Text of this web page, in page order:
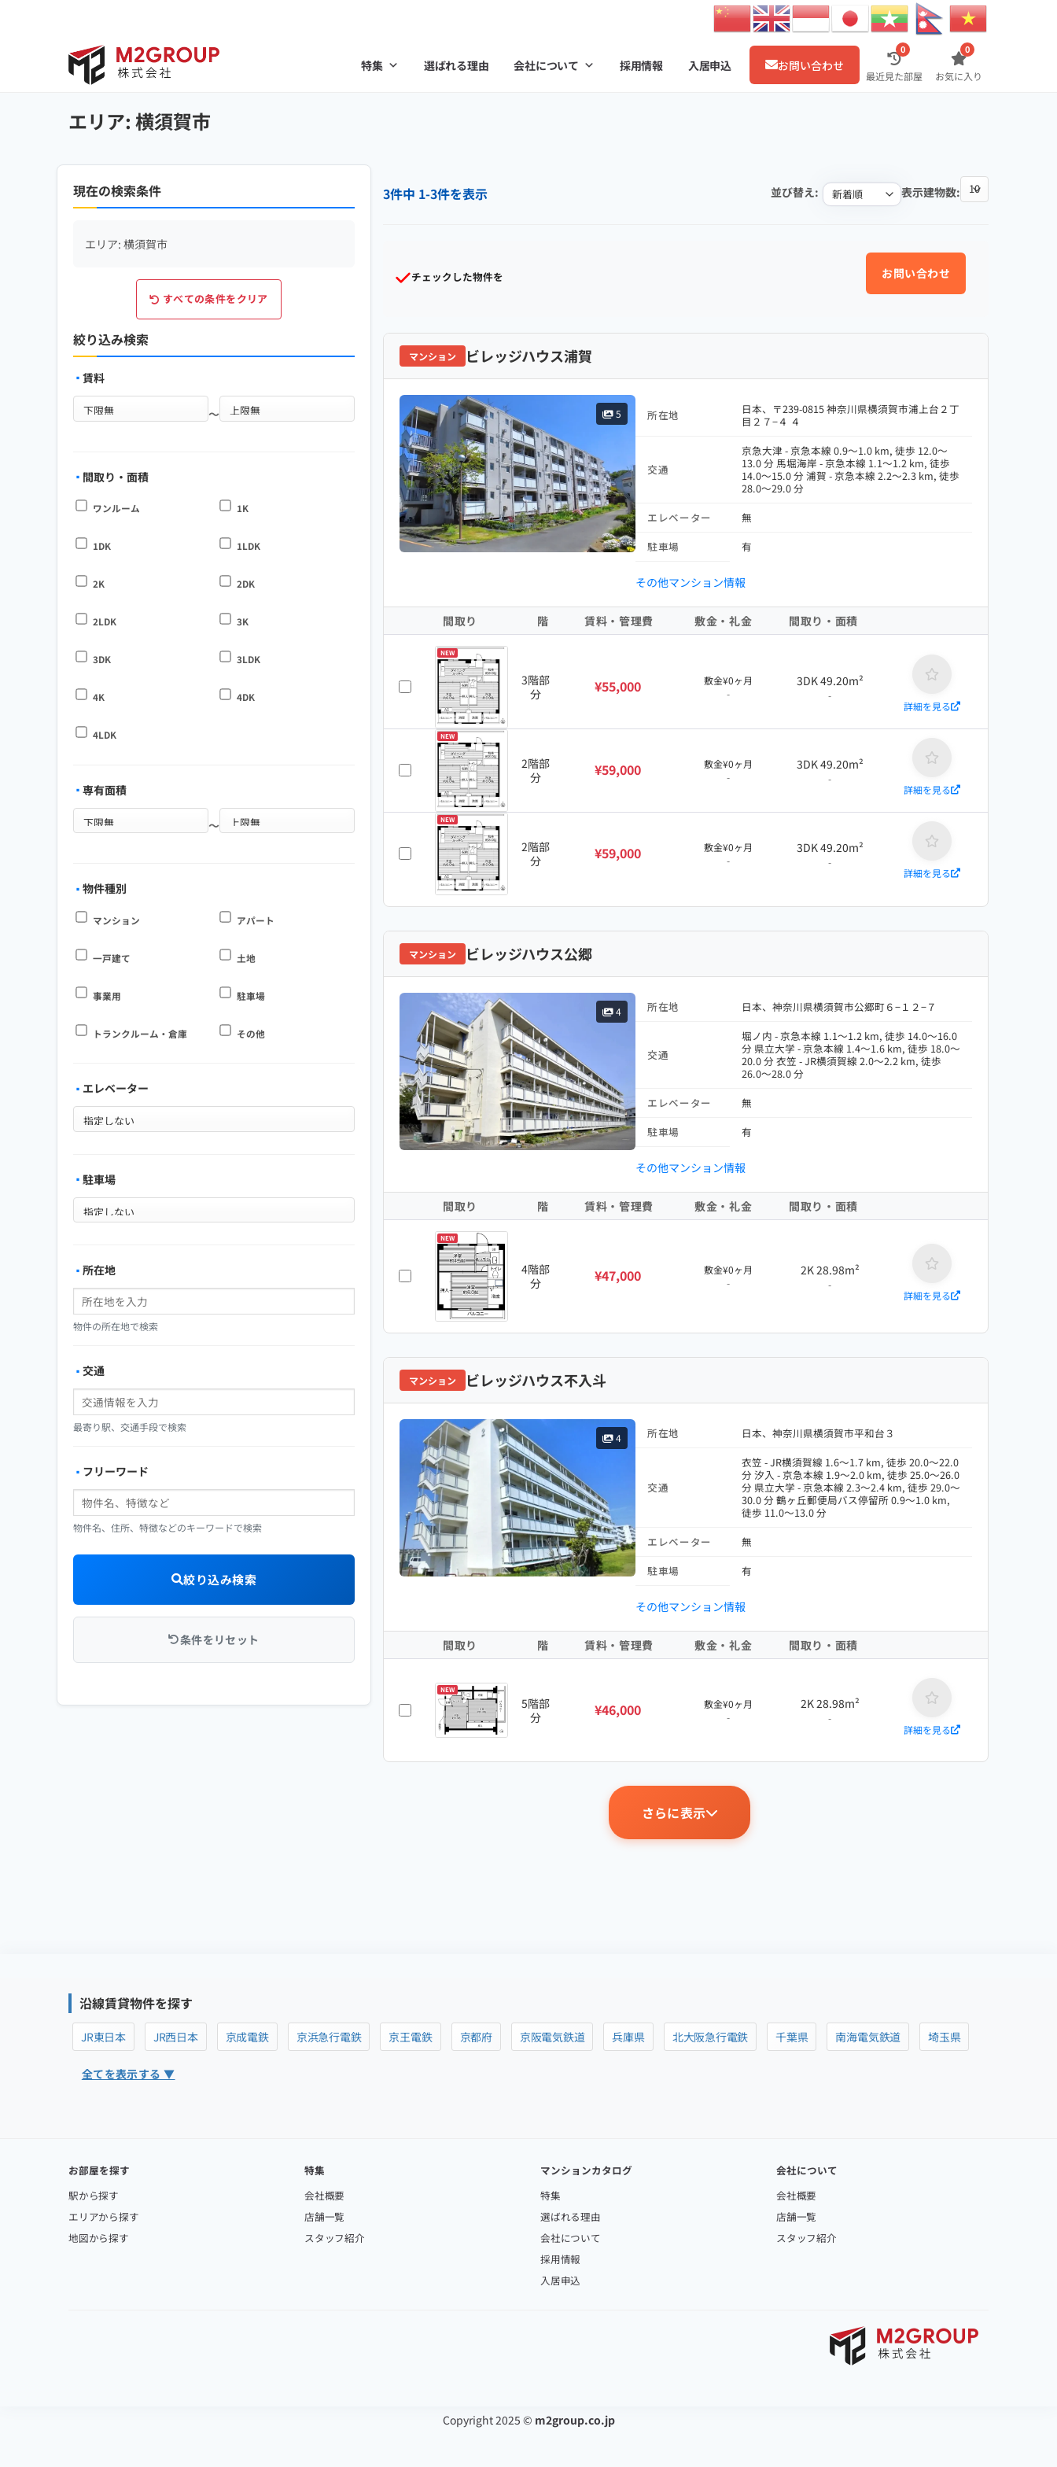
特集 選ばれる理由 会社について 採用情報 入居申込 お問い合わせ
0
最近見た部屋
0
お気に入り
エリア: 横須賀市
現在の検索条件
エリア: 横須賀市
すべての条件をクリア
絞り込み検索
賃料
～
間取り・面積
ワンルーム 1K
1DK 1LDK
2K 2DK
2LDK 3K
3DK 3LDK
4K 4DK
4LDK
専有面積
～
物件種別
マンション アパート
一戸建て 土地
事業用 駐車場
トランクルーム・倉庫 その他
エレベーター
駐車場
所在地
物件の所在地で検索
交通
最寄り駅、交通手段で検索
フリーワード
物件名、住所、特徴などのキーワードで検索
絞り込み検索
条件をリセット
3件中 1-3件を表示 並び替え: 表示建物数:
チェックした物件を お問い合わせ
マンション ビレッジハウス浦賀
5 所在地
日本、〒239-0815 神奈川県横須賀市浦上台２丁
目２７−４ ４
交通
京急大津 - 京急本線 0.9～1.0 km, 徒歩 12.0～
13.0 分 馬堀海岸 - 京急本線 1.1～1.2 km, 徒歩
14.0～15.0 分 浦賀 - 京急本線 2.2～2.3 km, 徒歩
28.0～29.0 分
エレベーター
無
駐車場
有
その他マンション情報
間取り 階 賃料・管理費 敷金・礼金 間取り・面積
NEW
3階部
分
¥55,000
敷金¥0ヶ月
-
3DK 49.20m²
-
詳細を見る
NEW
2階部
分
¥59,000
敷金¥0ヶ月
-
3DK 49.20m²
-
詳細を見る
NEW
2階部
分
¥59,000
敷金¥0ヶ月
-
3DK 49.20m²
-
詳細を見る
マンション ビレッジハウス公郷
4 所在地 日本、神奈川県横須賀市公郷町６−１２−７
交通
堀ノ内 - 京急本線 1.1～1.2 km, 徒歩 14.0～16.0
分 県立大学 - 京急本線 1.4～1.6 km, 徒歩 18.0～
20.0 分 衣笠 - JR横須賀線 2.0～2.2 km, 徒歩
26.0～28.0 分
エレベーター
無
駐車場
有
その他マンション情報
間取り 階 賃料・管理費 敷金・礼金 間取り・面積
NEW
4階部
分
¥47,000
敷金¥0ヶ月
-
2K 28.98m²
-
詳細を見る
マンション ビレッジハウス不入斗
4 所在地 日本、神奈川県横須賀市平和台３
交通
衣笠 - JR横須賀線 1.6～1.7 km, 徒歩 20.0～22.0
分 汐入 - 京急本線 1.9～2.0 km, 徒歩 25.0～26.0
分 県立大学 - 京急本線 2.3～2.4 km, 徒歩 29.0～
30.0 分 鶴ヶ丘郵便局バス停留所 0.9～1.0 km,
徒歩 11.0～13.0 分
エレベーター
無
駐車場
有
その他マンション情報
間取り 階 賃料・管理費 敷金・礼金 間取り・面積
NEW
5階部
分
¥46,000
敷金¥0ヶ月
-
2K 28.98m²
-
詳細を見る
さらに表示
沿線賃貸物件を探す
JR東日本 JR西日本 京成電鉄 京浜急行電鉄 京王電鉄 京都府 京阪電気鉄道 兵庫県 北大阪急行電鉄 千葉県 南海電気鉄道 埼玉県
全てを表示する ▼
お部屋を探す
駅から探す
エリアから探す
地図から探す
特集
会社概要
店舗一覧
スタッフ紹介
マンションカタログ
特集
選ばれる理由
会社について
採用情報
入居申込
会社について
会社概要
店舗一覧
スタッフ紹介
Copyright 2025 © m2group.co.jp